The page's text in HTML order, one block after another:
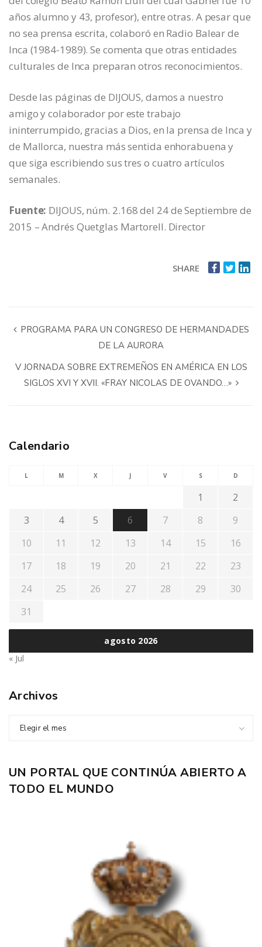
años alumno y 43, profesor), entre otras. A pesar que
no sea prensa escrita, colaboró en Radio Balear de
Inca (1984-1989). Se comenta que otras entidades
culturales de Inca preparan otros reconocimientos.
Desde las páginas de DIJOUS, damos a nuestro
amigo y colaborador por este trabajo
ininterrumpido, gracias a Dios, en la prensa de Inca y
de Mallorca, nuestra más sentida enhorabuena y
que siga escribiendo sus tres o cuatro artículos
semanales.
Fuente: DIJOUS, núm. 2.168 del 24 de Septiembre de
2015 – Andrés Quetglas Martorell. Director
SHARE
PROGRAMA PARA UN CONGRESO DE HERMANDADES
DE LA AURORA
V JORNADA SOBRE EXTREMEÑOS EN AMÉRICA EN LOS
SIGLOS XVI Y XVII. «FRAY NICOLAS DE OVANDO…»
Calendario
agosto 2026
L M X J V S D
1
2
3
4 5 6 7 8
9
10
11 12 13 14 15
16
17
18 19 20 21 22
23
24
25 26 27 28 29
30
31
« Jul
Archivos
Elegir el mes
UN PORTAL QUE CONTINÚA ABIERTO A
TODO EL MUNDO